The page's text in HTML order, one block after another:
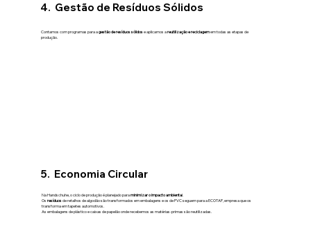
4. Gestão de Resíduos Sólidos
Contamos com programas para agestão de resíduos sólidos e aplicamos areutilização e reciclagemem todas as etapas de
produção.
5. Economia Circular
Na Handschuhe, o ciclo de produção é planejado paraminimizar o impacto ambiental.
Os resíduos de retalhos de algodão são transformados em embalagens e os de PVC seguem para a ECOTAP, empresa que os
transforma em tapetes automotivos.
As embalagens de plástico e caixas de papelão onde recebemos as matérias-primas são reutilizadas.